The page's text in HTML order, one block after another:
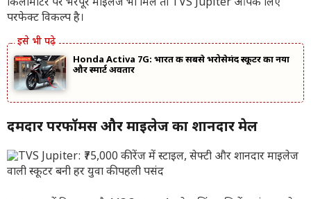
किलोमीटर पर भरपूर माइलेज भी मिले तो TVS Jupiter आपके लिए
परफेक्ट विकल्प है।
Honda Activa 7G: भारत की सबसे भरोसेमंद स्कूटर का नया
और स्मार्ट अवतार
दमदार परफॉर्मेंस और माइलेज का शानदार मेल